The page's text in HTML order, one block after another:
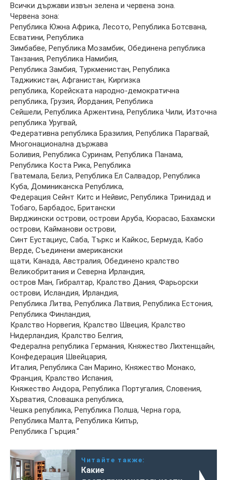
Всички държави извън зелена и червена зона.
Червена зона:
Република Южна Африка, Лесото, Република Ботсвана,
Есватини, Република
Зимбабве, Република Мозамбик, Обединена република
Танзания, Република Намибия,
Република Замбия, Туркменистан, Република
Таджикистан, Афганистан, Киргизка
република, Корейската народно-демократична
република, Грузия, Йордания, Република
Сейшели, Република Аржентина, Република Чили, Източна
република Уругвай,
Федеративна република Бразилия, Република Парагвай,
Многонационална държава
Боливия, Република Суринам, Република Панама,
Република Коста Рика, Република
Гватемала, Белиз, Република Ел Салвадор, Република
Куба, Доминиканска Република,
Федерация Сейнт Китс и Нейвис, Република Тринидад и
Тобаго, Барбадос, Британски
Вирджински острови, острови Аруба, Кюрасао, Бахамски
острови, Кайманови острови,
Синт Еустациус, Саба, Търкс и Кайкос, Бермуда, Кабо
Верде, Съединени американски
щати, Канада, Австралия, Обединено кралство
Великобритания и Северна Ирландия,
остров Ман, Гибралтар, Кралство Дания, Фарьорски
острови, Исландия, Ирландия,
Република Литва, Република Латвия, Република Естония,
Република Финландия,
Кралство Норвегия, Кралство Швеция, Кралство
Нидерландия, Кралство Белгия,
Федерална република Германия, Княжество Лихтенщайн,
Конфедерация Швейцария,
Италия, Република Сан Марино, Княжество Монако,
Франция, Кралство Испания,
Княжество Андора, Република Португалия, Словения,
Хърватия, Словашка република,
Чешка република, Република Полша, Черна гора,
Република Малта, Република Кипър,
Република Гърция.“
Читайте также:
Какие